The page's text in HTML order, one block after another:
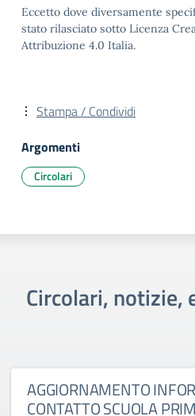
Eccetto dove diversamente
stato rilasciato sotto Licenza
Attribuzione 4.0 Italia.
Stampa / Condividi
Argomenti
Circolari
Circolari, notizie,
AGGIORNAMENTO
CONTATTO SCUOLA